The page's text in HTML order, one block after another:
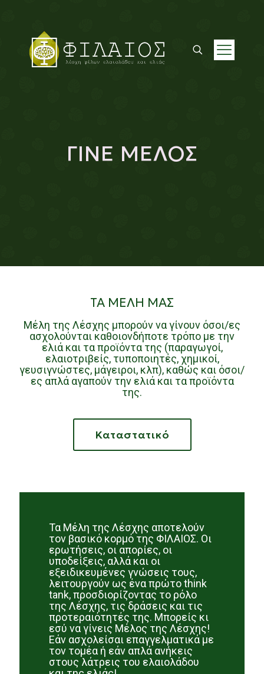
ΓΙΝΕ ΜΕΛΟΣ
ΤΑ ΜΕΛΗ ΜΑΣ
Μέλη της Λέσχης μπορούν να γίνουν όσοι/ες
ασχολούνται καθοιονδήποτε τρόπο με την
ελιά και τα προϊόντα της (παραγωγοί,
ελαιοτριβείς, τυποποιητές, χημικοί,
γευσιγνώστες, μάγειροι, κλπ), καθώς και όσοι/
ες απλά αγαπούν την ελιά και τα προϊόντα
της.
Καταστατικό
Τα Μέλη της Λέσχης αποτελούν
τον βασικό κορμό της ΦΙΛΑΙΟΣ. Οι
ερωτήσεις, οι απορίες, οι
υποδείξεις, αλλά και οι
εξειδικευμένες γνώσεις τους,
λειτουργούν ως ένα πρώτο think
tank, προσδιορίζοντας το ρόλο
της Λέσχης, τις δράσεις και τις
προτεραιότητές της. Μπορείς κι
εσύ να γίνεις Μέλος της Λέσχης!
Εάν ασχολείσαι επαγγελματικά με
τον τομέα ή εάν απλά ανήκεις
στους λάτρεις του ελαιολάδου